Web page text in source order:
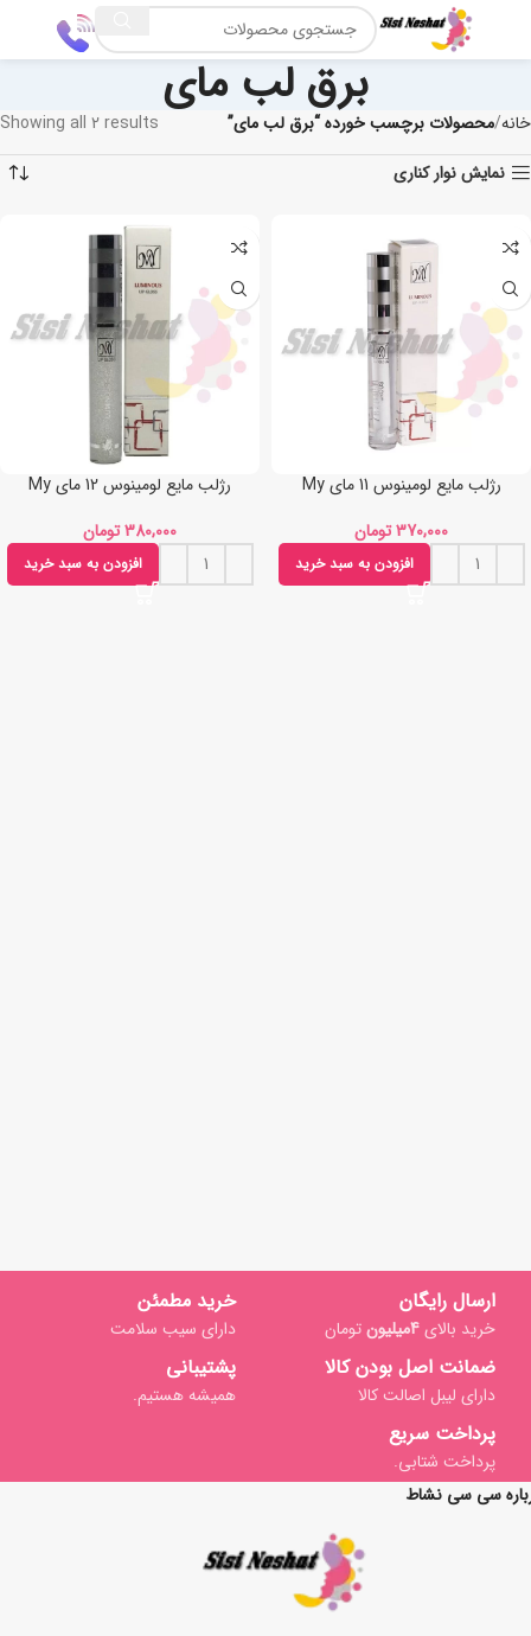
برق لب مای
خانه محصولات برچسب خورده “برق لب مای”
Showing all 2 results
نمایش نوار کناری
رژلب مایع لومینوس 11 مای My
تومان
افزودن به سبد خرید
رژلب مایع لومینوس 12 مای My
تومان
افزودن به سبد خرید
ارسال رایگان
خرید بالای4میلیون تومان
خرید مطمئن
دارای سیب سلامت
ضمانت اصل بودن کالا
دارای لیبل اصالت کالا
پشتیبانی
همیشه هستیم.
پرداخت سریع
پرداخت شتابی.
سی سی نشاط